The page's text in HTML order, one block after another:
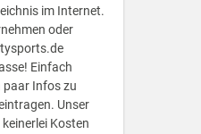
im Internet.
oder
Einfach
paar Infos zu
Unser
Kosten